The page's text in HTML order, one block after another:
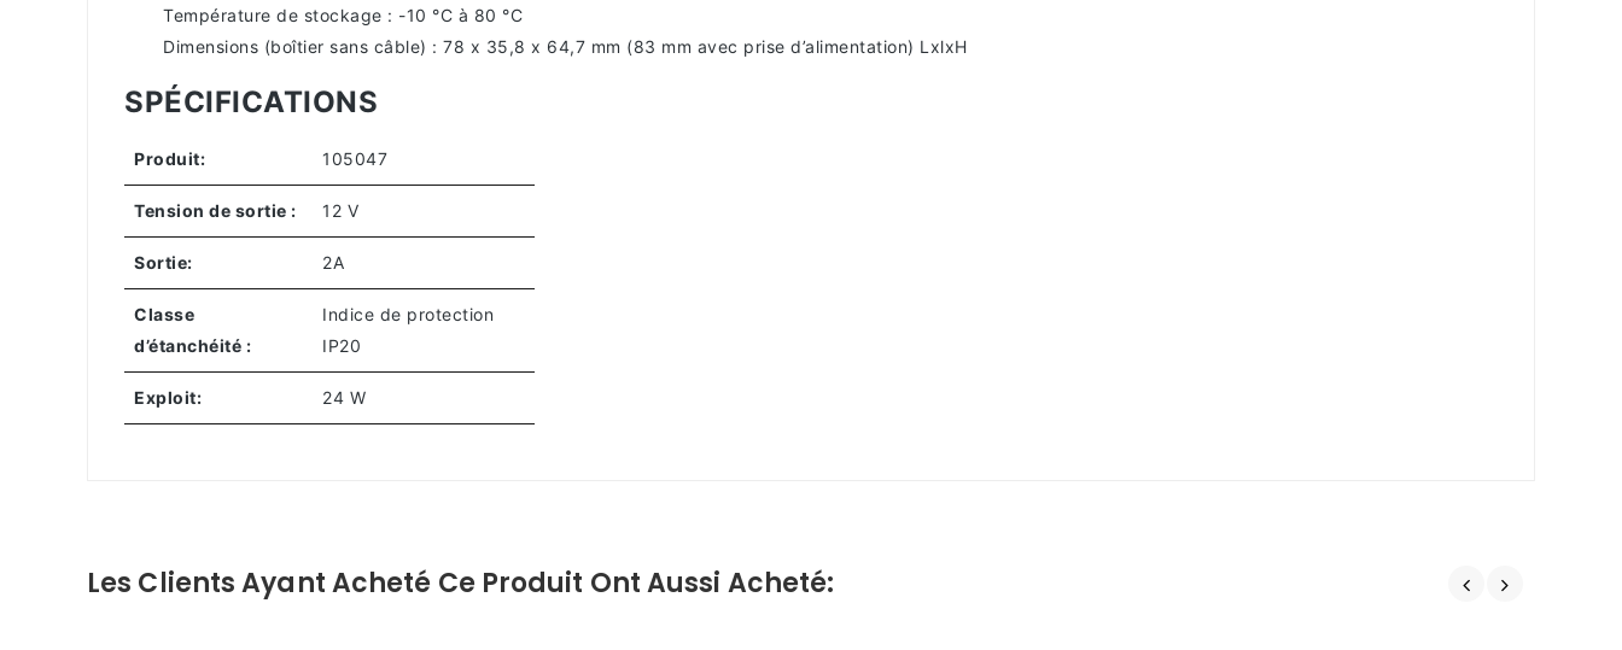
Température de stockage : -10 °C à 80 °C
Dimensions (boîtier sans câble) : 78 x 35,8 x 64,7 mm (83 mm avec prise d’alimentation) LxlxH
SPÉCIFICATIONS
Produit: 105047
Tension de sortie : 12 V
Sortie: 2A
Classe
d’étanchéité :
Indice de protection
IP20
Exploit: 24 W
Les Clients Ayant Acheté Ce Produit Ont Aussi Acheté: